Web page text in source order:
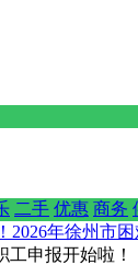
二手 优惠 商务
2026年徐州市
工申报开始啦！